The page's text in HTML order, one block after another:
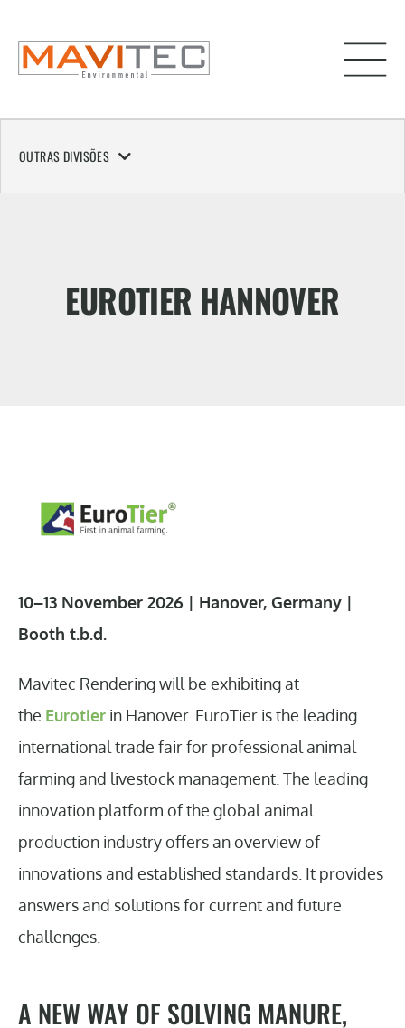
OUTRAS DIVISÕES
EUROTIER HANNOVER
10–13 November 2026 | Hanover, Germany |
Booth t.b.d.
Mavitec Rendering will be exhibiting at
the Eurotier in Hanover. EuroTier is the leading
international trade fair for professional animal
farming and livestock management. The leading
innovation platform of the global animal
production industry offers an overview of
innovations and established standards. It provides
answers and solutions for current and future
challenges.
A NEW WAY OF SOLVING MANURE,